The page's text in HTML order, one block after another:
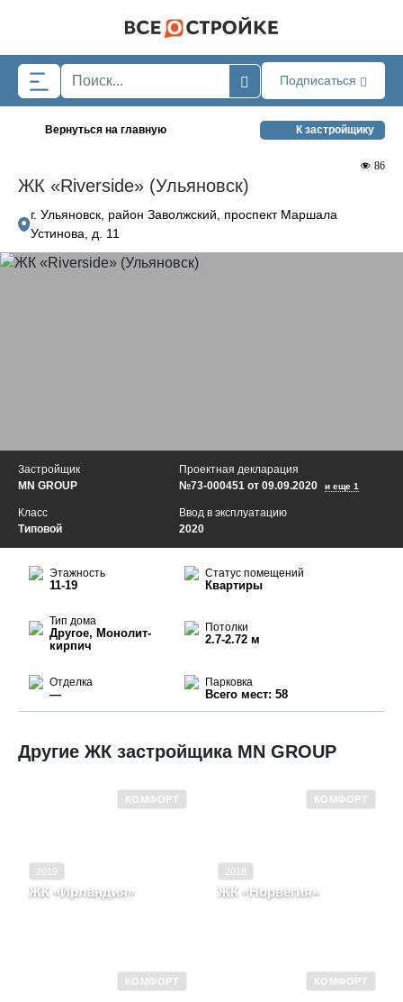
Подписаться
Вернуться на главную К застройщику
ЖК «Riverside» (Ульяновск)
86
г. Ульяновск, район Заволжский, проспект Маршала
Устинова, д. 11
Застройщик
MN GROUP
Проектная декларация
№73-000451 от 09.09.2020
и еще 1
Ввод в эксплуатацию
2020
Класс
Типовой
Этажность
11-19
Статус помещений
Квартиры
Тип дома
Другое, Монолит-
кирпич
Потолки
2.7-2.72 м
Отделка
—
Парковка
Всего мест: 58
Другие ЖК застройщика MN GROUP
КОМФОРТ
2019
ЖК «Ирландия»
КОМФОРТ
2018
ЖК «Норвегия»
КОМФОРТ КОМФОРТ